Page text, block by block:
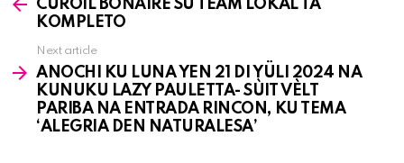
moreCUROIL BONAIRE SU TEAM LOKAL TA
KOMPLETO
Next article
ANOCHI KU LUNA YEN 21 DI YÜLI 2024 NA
KUNUKU LAZY PAULETTA- SÙIT VÈLT
PARIBA NA ENTRADA RINCON, KU TEMA
‘ALEGRIA DEN NATURALESA’